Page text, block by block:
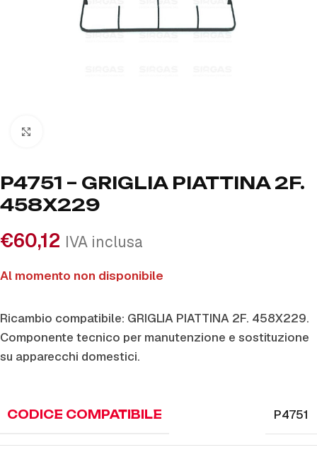
P4751 – GRIGLIA PIATTINA 2F.
458X229
€60,12 IVA inclusa
Al momento non disponibile
Ricambio compatibile: GRIGLIA PIATTINA 2F. 458X229.
Componente tecnico per manutenzione e sostituzione
su apparecchi domestici.
CODICE COMPATIBILE P4751